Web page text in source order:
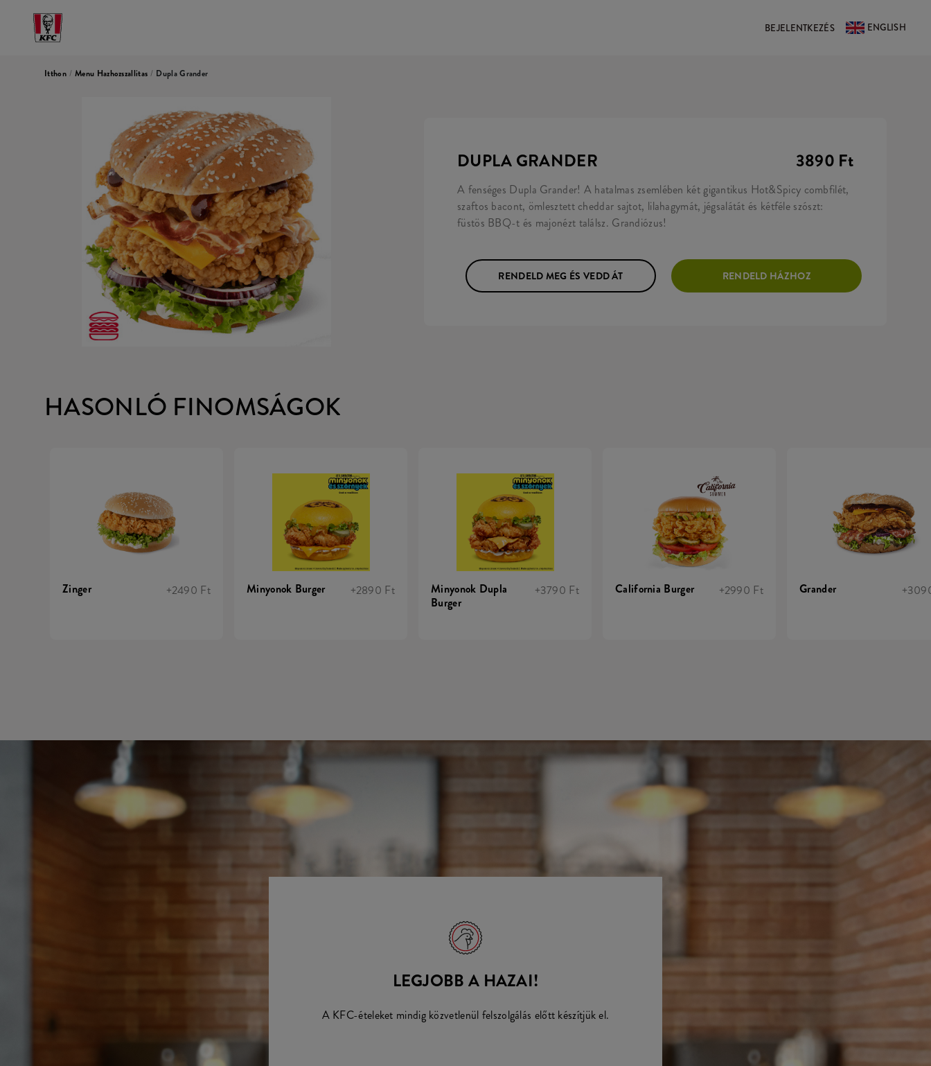
BEJELENTKEZÉS ENGLISH
Itthon / Menu Hazhozszallitas / Dupla Grander
DUPLA GRANDER 3890 Ft
A fenséges Dupla Grander! A hatalmas zsemlében két gigantikus Hot&Spicy combfilét,
szaftos bacont, ömlesztett cheddar sajtot, lilahagymát, jégsalátát és kétféle szószt:
füstös BBQ-t és majonézt találsz. Grandiózus!
RENDELD MEG ÉS VEDD ÁT RENDELD HÁZHOZ
HASONLÓ FINOMSÁGOK
Zinger +2490 Ft Minyonok Burger +2890 Ft
Minyonok Dupla
Burger
+3790 Ft California Burger +2990 Ft Grander
LEGJOBB A HAZAI!
A KFC-ételeket mindig közvetlenül felszolgálás előtt készítjük el.